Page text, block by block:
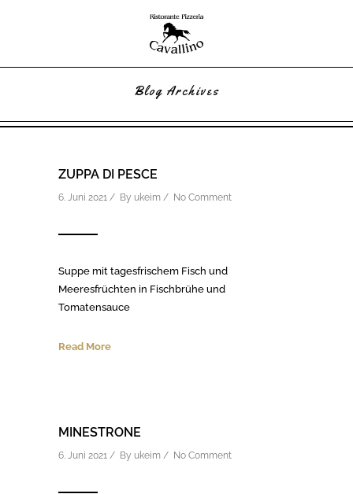
Blog Archives
ZUPPA DI PESCE
6. Juni 2021 / By ukeim / No Comment
Suppe mit tagesfrischem Fisch und
Meeresfrüchten in Fischbrühe und
Tomatensauce
Read More
MINESTRONE
6. Juni 2021 / By ukeim / No Comment